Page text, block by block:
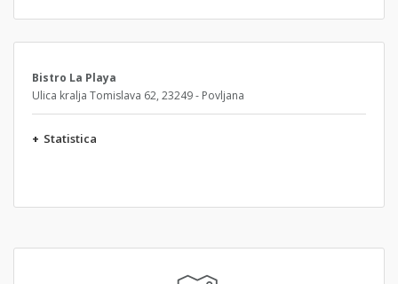
Bistro La Playa
Ulica kralja Tomislava 62, 23249 - Povljana
+ Statistica